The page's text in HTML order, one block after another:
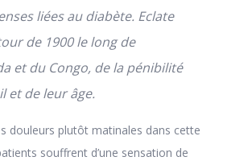
liées au diabète. Eclate
de 1900 le long de
et du Congo, de la pénibilité
et de leur âge.
douleurs plutôt matinales dans cette
souffrent d’une sensation de